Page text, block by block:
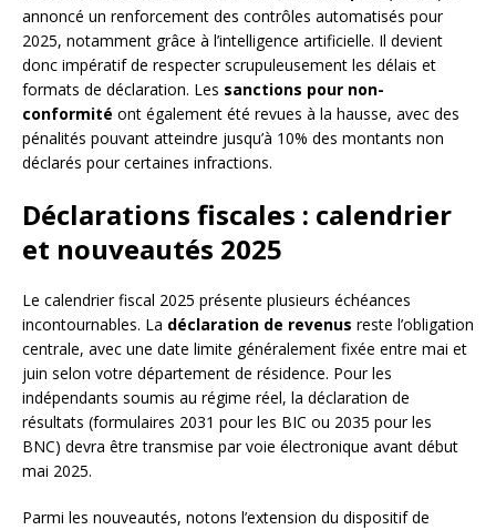
annoncé un renforcement des contrôles automatisés pour
2025, notamment grâce à l’intelligence artificielle. Il devient
donc impératif de respecter scrupuleusement les délais et
formats de déclaration. Les sanctions pour non-
conformité ont également été revues à la hausse, avec des
pénalités pouvant atteindre jusqu’à 10% des montants non
déclarés pour certaines infractions.
Déclarations fiscales : calendrier
et nouveautés 2025
Le calendrier fiscal 2025 présente plusieurs échéances
incontournables. La déclaration de revenus reste l’obligation
centrale, avec une date limite généralement fixée entre mai et
juin selon votre département de résidence. Pour les
indépendants soumis au régime réel, la déclaration de
résultats (formulaires 2031 pour les BIC ou 2035 pour les
BNC) devra être transmise par voie électronique avant début
mai 2025.
Parmi les nouveautés, notons l’extension du dispositif de